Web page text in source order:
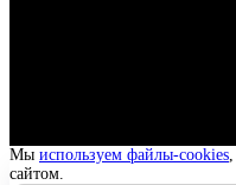
Мы используем файлы-cookies
сайтом.